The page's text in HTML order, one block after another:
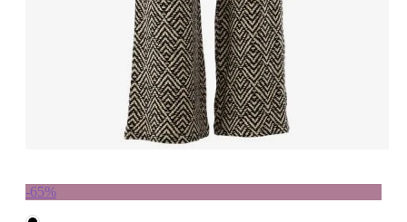
-65%